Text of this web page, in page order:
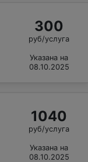
300
руб/услуга
Указана на
08.10.2025
1040
руб/услуга
Указана на
08.10.2025